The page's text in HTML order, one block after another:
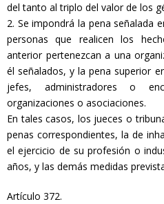
del tanto al triplo del valor de los
2. Se impondrá la pena señalada
personas que realicen los
anterior pertenezcan a una
él señalados, y la pena superior
jefes, administradores o
organizaciones o asociaciones.
En tales casos, los jueces o
penas correspondientes, la de
el ejercicio de su profesión o
años, y las demás medidas
Artículo 372.